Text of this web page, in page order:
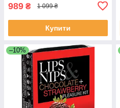
989 ₴ 1 099 ₴
Купити
–10%